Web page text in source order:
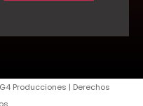
Producciones | Derechos